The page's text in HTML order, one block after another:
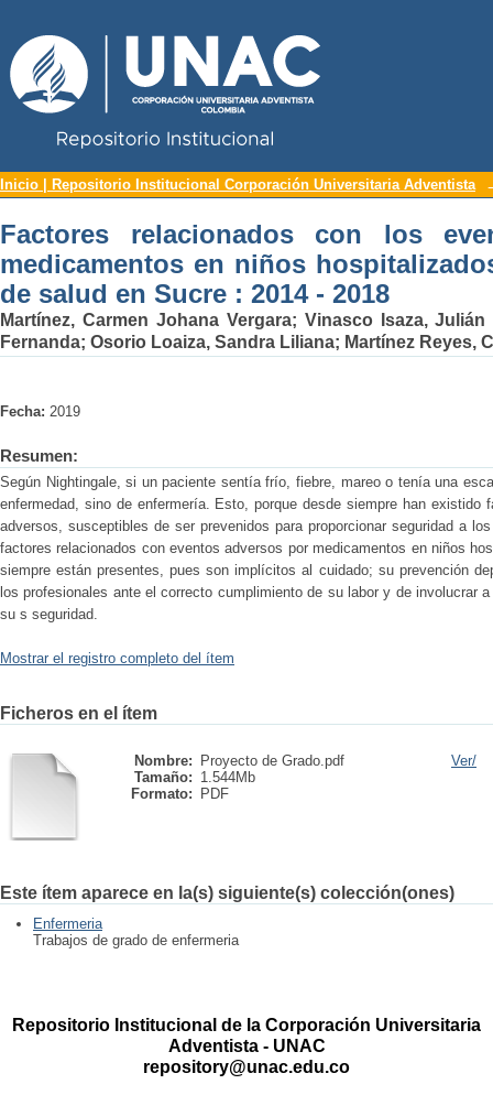
Factores relacionados con los
Inicio | Repositorio Institucional Corporación Universitaria Adventista
Factores relacionados con los
medicamentos en niños
de salud en Sucre : 2014 - 2018
Martínez, Carmen Johana Vergara; Vinasco Isaza, Julián
Fernanda; Osorio Loaiza, Sandra Liliana; Martínez Reyes,
Fecha: 2019
Resumen:
Según Nightingale, si un paciente sentía frío, fiebre, mareo o tenía una
enfermedad, sino de enfermería. Esto, porque desde siempre han existido
adversos, susceptibles de ser prevenidos para proporcionar seguridad a
factores relacionados con eventos adversos por medicamentos en niños
siempre están presentes, pues son implícitos al cuidado; su prevención
los profesionales ante el correcto cumplimiento de su labor y de involucrar
su s seguridad.
Mostrar el registro completo del ítem
Ficheros en el ítem
Nombre:
Proyecto de Grado.pdf
Tamaño: 1.544Mb
Formato:
PDF
Ver/
Este ítem aparece en la(s) siguiente(s) colección(ones)
Enfermeria
Trabajos de grado de enfermeria
Repositorio Institucional de la Corporación Universitaria
Adventista - UNAC
repository@unac.edu.co